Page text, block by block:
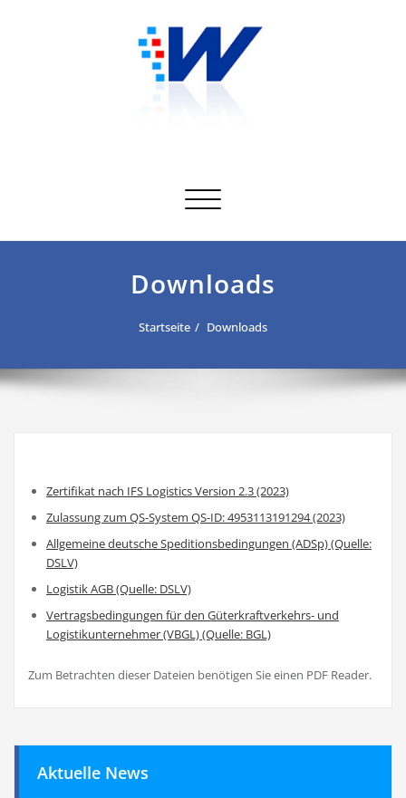
Toggle navigation
Downloads
Startseite Downloads
Zertifikat nach IFS Logistics Version 2.3 (2023)
Zulassung zum QS-System QS-ID: 4953113191294 (2023)
Allgemeine deutsche Speditionsbedingungen (ADSp) (Quelle:
DSLV)
Logistik AGB (Quelle: DSLV)
Vertragsbedingungen für den Güterkraftverkehrs- und
Logistikunternehmer (VBGL) (Quelle: BGL)
Zum Betrachten dieser Dateien benötigen Sie einen PDF Reader.
Aktuelle News